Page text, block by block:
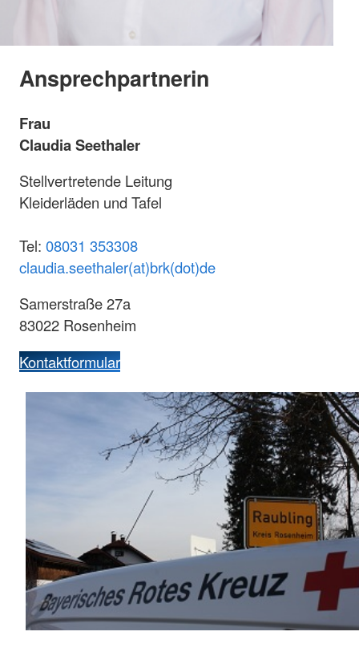
Ansprechpartnerin
Frau
Claudia Seethaler
Stellvertretende Leitung
Kleiderläden und Tafel
Tel: 08031 353308
claudia.seethaler(at)brk(dot)de
Samerstraße 27a
83022 Rosenheim
Kontaktformular